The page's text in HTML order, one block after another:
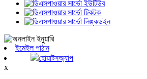
ইমেইল পাঠান
হোয়াটসঅ্যাপ
x